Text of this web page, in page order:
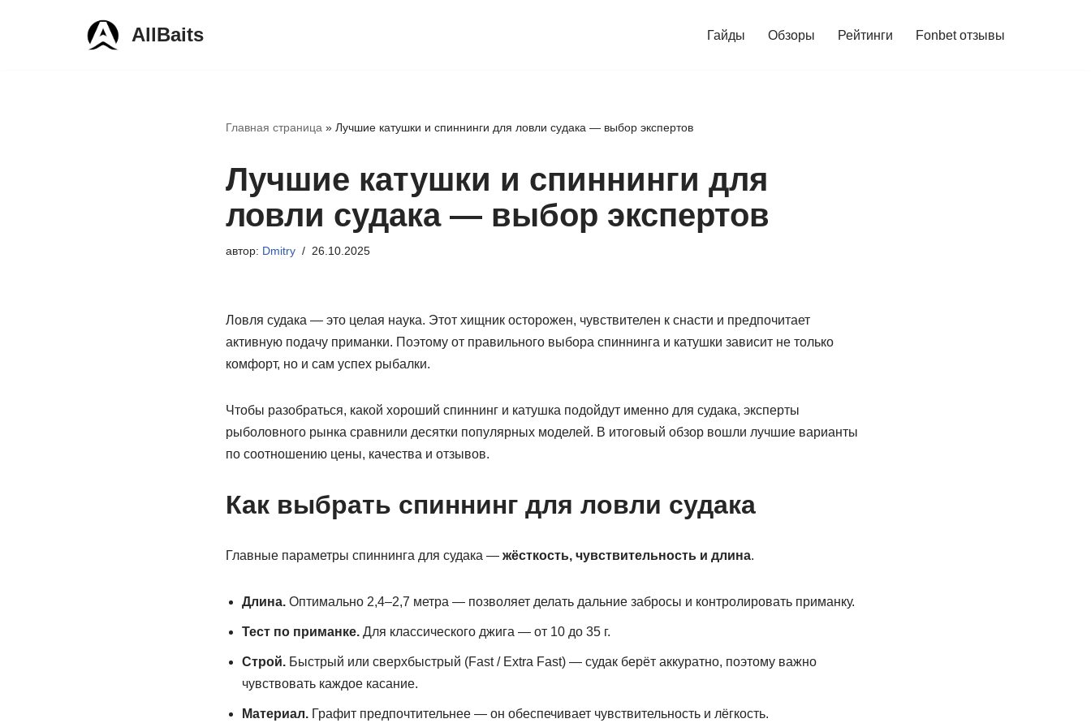
AllBaits Гайды Обзоры Рейтинги Fonbet отзывы
Главная страница » Лучшие катушки и спиннинги для ловли судака — выбор экспертов
Лучшие катушки и спиннинги для
ловли судака — выбор экспертов
автор: Dmitry 26.10.2025
Ловля судака — это целая наука. Этот хищник осторожен, чувствителен к снасти и предпочитает
активную подачу приманки. Поэтому от правильного выбора спиннинга и катушки зависит не только
комфорт, но и сам успех рыбалки.
Чтобы разобраться, какой хороший спиннинг и катушка подойдут именно для судака, эксперты
рыболовного рынка сравнили десятки популярных моделей. В итоговый обзор вошли лучшие варианты
по соотношению цены, качества и отзывов.
Как выбрать спиннинг для ловли судака
Главные параметры спиннинга для судака — жёсткость, чувствительность и длина.
Длина.Оптимально 2,4–2,7 метра — позволяет делать дальние забросы и контролировать приманку.
Тест по приманке.Для классического джига — от 10 до 35 г.
Строй.Быстрый или сверхбыстрый (Fast / Extra Fast) — судак берёт аккуратно, поэтому важно
чувствовать каждое касание.
Материал.Графит предпочтительнее — он обеспечивает чувствительность и лёгкость.